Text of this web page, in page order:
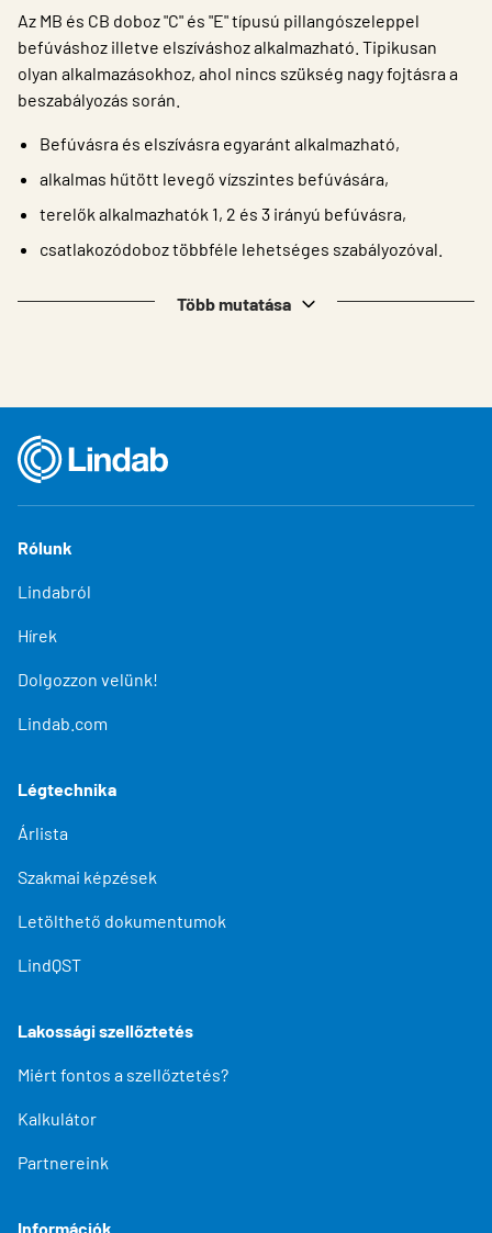
Az MB és CB doboz "C" és "E" típusú pillangószeleppel
befúváshoz illetve elszíváshoz alkalmazható. Tipikusan
olyan alkalmazásokhoz, ahol nincs szükség nagy fojtásra a
beszabályozás során.
Befúvásra és elszívásra egyaránt alkalmazható,
alkalmas hűtött levegő vízszintes befúvására,
terelők alkalmazhatók 1, 2 és 3 irányú befúvásra,
csatlakozódoboz többféle lehetséges szabályozóval.
Több mutatása
Rólunk
Lindabról
Hírek
Dolgozzon velünk!
Lindab.com
Légtechnika
Árlista
Szakmai képzések
Letölthető dokumentumok
LindQST
Lakossági szellőztetés
Miért fontos a szellőztetés?
Kalkulátor
Partnereink
Információk